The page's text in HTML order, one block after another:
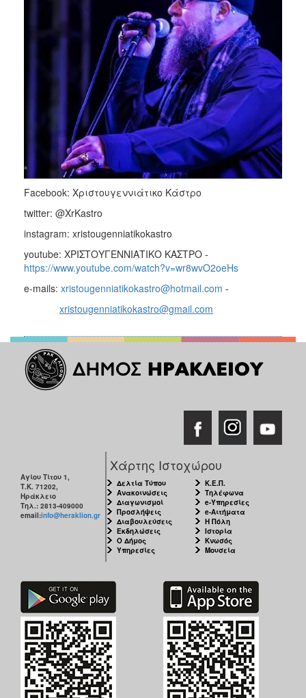
Facebook: Χριστουγεννιάτικο Κάστρο
twitter: @XrKastro
instagram: xristougenniatikokastro
youtube: ΧΡΙΣΤΟΥΓΕΝΝΙΑΤΙΚΟ ΚΑΣΤΡΟ -
https://www.youtube.com/watch?v=wr8wvO2oeHs
e-mails: xristougenniatikokastro@hotmail.com -
xristougenniatikokastro@gmail.com
Αγίου Τίτου 1,
Τ.Κ. 71202,
Ηράκλειο
Τηλ.: 2813-409000
email:info@heraklion.gr
Χάρτης Ιστοχώρου
Δελτία Τύπου
Ανακοινώσεις
Διαγωνισμοί
Προσλήψεις
Διαβουλεύσεις
Εκδηλώσεις
Ο Δήμος
Υπηρεσίες
Κ.Ε.Π.
Τηλέφωνα
e-Υπηρεσίες
e-Αιτήματα
Η Πόλη
Ιστορία
Κνωσός
Μουσεία